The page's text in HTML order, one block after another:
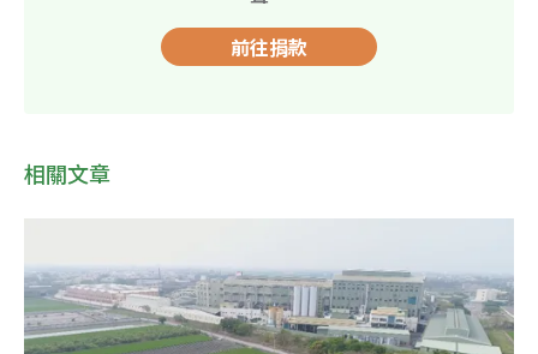
前往捐款
相關文章